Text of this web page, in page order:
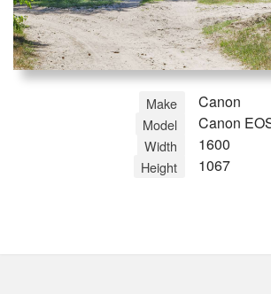
Make Canon
Model Canon
Width 1600
Height 1067